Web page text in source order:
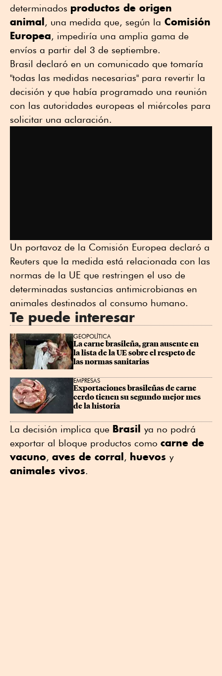
determinados ⁠productos de origen
animal, una medida que, según la Comisión
Europea, impediría una amplia gama de
envíos a partir del 3 de septiembre.
Brasil declaró en un comunicado que tomaría
"todas las medidas necesarias" para revertir la
decisión y que había programado una reunión
con las autoridades europeas el miércoles para
solicitar una aclaración.
Un portavoz de la Comisión Europea declaró a
Reuters que la medida está relacionada con las
normas de la UE que restringen el uso de
determinadas sustancias antimicrobianas en
animales destinados al consumo humano.
Te puede interesar
GEOPOLÍTICA
La carne brasileña, gran ausente en
la lista de la UE sobre el respeto de
las normas sanitarias
EMPRESAS
Exportaciones brasileñas de carne
cerdo tienen su segundo mejor mes
de la historia
La decisión implica que Brasil ya no podrá
exportar al bloque productos como carne de
vacuno, aves de corral , huevos y
animales vivos.